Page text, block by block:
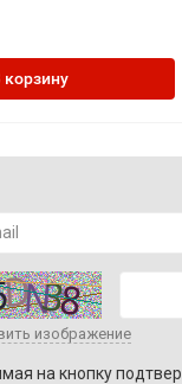
корзину
изображение
на кнопку